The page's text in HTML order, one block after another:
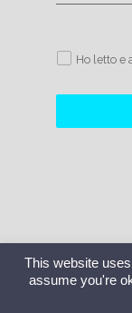
Ho letto e
santini funi srl ©
This website
assume you're